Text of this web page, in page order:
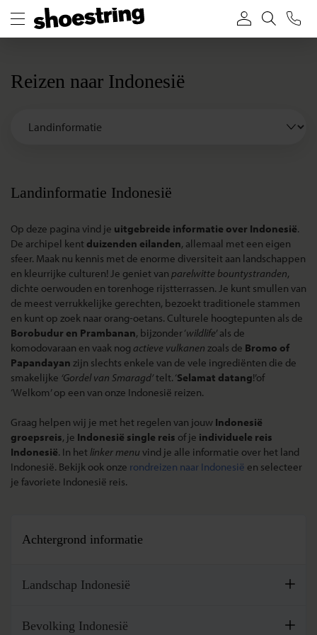
Reizen naar Indonesië
Landinformatie Indonesië
Op deze pagina vind je uitgebreide informatie over Indonesië.
De archipel kent duizenden eilanden, allemaal met een eigen
sfeer. Maak nu kennis met de enorme diversiteit aan landschappen
en kleurrijke culturen! Je geniet van parelwitte bountystranden,
dichte oerwouden en torenhoge rijstterrassen. Je kunt smullen van
de meest verrukkelijke gerechten, bezoekt traditionele stammen
en kunt op zoek naar orang-oetans. Culturele hoogtepunten als de
Borobudur en Prambanan, bijzonder ‘wildlife’ als de
komodovaraan en vaak nog actieve vulkanen zoals de Bromo of
Papandayan zijn slechts enkele van de vele ingrediënten die de
smakelijke ‘Gordel van Smaragd’telt. ‘Selamat datang!’of
‘Welkom’ op een van onze Indonesië reizen.
Graag helpen wij je met het regelen van jouw Indonesië
groepsreis, je Indonesië single reis of je individuele reis
Indonesië. In het linker menu vind je alle informatie over het land
Indonesië. Bekijk ook onze rondreizen naar Indonesië en selecteer
je favoriete Indonesië reis.
Achtergrond informatie
Landschap Indonesië
van Azië. De afstand van de westelijke punt van de archipel
Bevolking Indonesië